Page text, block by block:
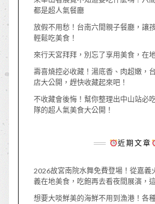
都是超人氣餐廳
放假不用愁！台南六間親子餐廳，讓
輕鬆吃美食！
來行天宮拜拜，別忘了享用美食，在
壽喜燒控必收藏！湯底香、肉超嫩，
店大公開，趕快收藏起來吧！
不收藏會後悔！幫你整理出中山站必
隊的超人氣美食大公開！
近期文章
2026故宮南院水舞免費登場！從嘉義
義在地美食，吃飽再去看夜間展演，
想要大啖鮮美的海鮮不用到漁港！各